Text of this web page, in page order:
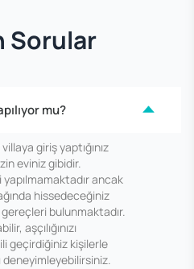
Sorular
mu?
giriş yaptığınız
eviniz gibidir.
ancak
hissedeceğiniz
bulunmaktadır.
aşçılığınızı
geçirdiğiniz kişilerle
deneyimleyebilirsiniz.